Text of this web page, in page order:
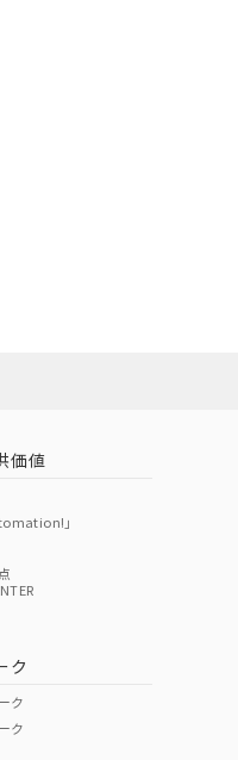
価値
」
ク
ク
ク